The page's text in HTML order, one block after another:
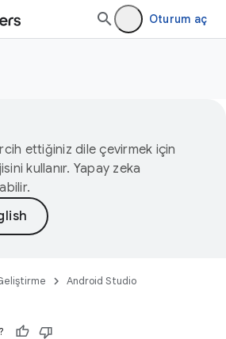
Oturum aç
ettiğiniz dile çevirmek için
kullanır. Yapay zeka
Android Studio